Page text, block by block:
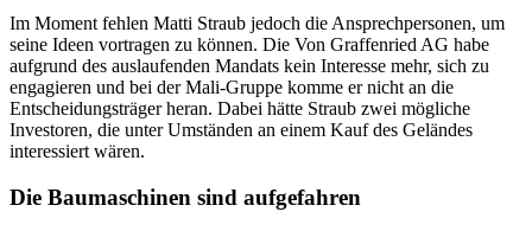
Im Moment fehlen Matti Straub jedoch die Ansprechpersonen, um
seine Ideen vortragen zu können. Die Von Graffenried AG habe
aufgrund des auslaufenden Mandats kein Interesse mehr, sich zu
engagieren und bei der Mali-Gruppe komme er nicht an die
Entscheidungsträger heran. Dabei hätte Straub zwei mögliche
Investoren, die unter Umständen an einem Kauf des Geländes
interessiert wären.
Die Baumaschinen sind aufgefahren